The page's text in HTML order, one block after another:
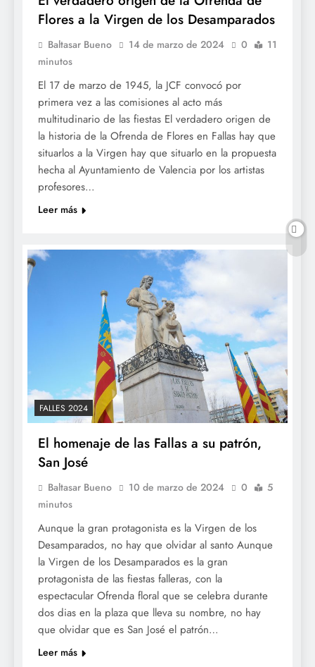
Flores a la Virgen de los Desamparados
Baltasar Bueno 14 de marzo de 2024 0
11
minutos
El 17 de marzo de 1945, la JCF convocó por
primera vez a las comisiones al acto más
multitudinario de las fiestas El verdadero origen de
la historia de la Ofrenda de Flores en Fallas hay que
situarlos a la Virgen hay que situarlo en la propuesta
hecha al Ayuntamiento de Valencia por los artistas
profesores…
Leer más
FALLES 2024
El homenaje de las Fallas a su patrón,
San José
Baltasar Bueno 10 de marzo de 2024 0
5
minutos
Aunque la gran protagonista es la Virgen de los
Desamparados, no hay que olvidar al santo Aunque
la Virgen de los Desamparados es la gran
protagonista de las fiestas falleras, con la
espectacular Ofrenda floral que se celebra durante
dos dias en la plaza que lleva su nombre, no hay
que olvidar que es San José el patrón…
Leer más